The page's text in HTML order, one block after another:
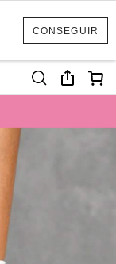
CONSEGUIR